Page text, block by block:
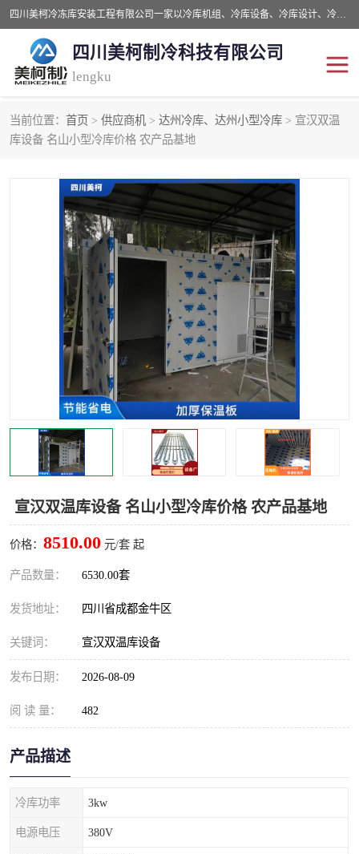
四川美柯冷冻库安装工程有限公司一家以冷库机组、冷库设备、冷库设计、冷冻库设备销售、冷库安装、冻库安装价格及技术服务为一体的综合企业，咨询热线：同等设备材料优惠10% 。公司各种类型安装组合式冷库、冷冻库、冷藏库、气调保鲜库、并提供成套设备供应、安装与调试、维护与维修、技术咨询、操作维修人员技术培训等
四川美柯制冷科技有限公司
lengku
当前位置： 首页 > 供应商机 > 达州冷库、达州小型冷库 > 宣汉双温
库设备 名山小型冷库价格 农产品基地
宣汉双温库设备 名山小型冷库价格 农产品基地
价格： 8510.00 元/套 起
产品数量： 6530.00套
发货地址： 四川省成都金牛区
关键词： 宣汉双温库设备
发布日期： 2026-08-09
阅 读 量： 482
产品描述
冷库功率 3kw
电源电压 380V
冷库安装，冷库价格
成都冻库，成都冻库价格 绵阳冻库,绵阳保鲜冷库
德阳冻库安装，德阳冷库 广元冻库安装,广元冻库造
价
南充冻库设计,南充冻库安 遂宁冻库
资阳冻库，资阳冻库安装 泸州冻库，泸州冷库
乐山冻库,乐山保鲜冷库 自贡冻库组装
雅安冷库,雅安冻库 攀枝花冻库
烘干冷链 冻库安装，小型冻库造价
内江冷库，内江冻库 宜宾冷库，宜宾冻库设备